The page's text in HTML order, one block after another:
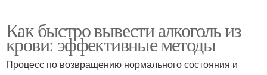
Как быстро вывести алкоголь из
крови: эффективные методы
Процесс по возвращению нормального состояния и